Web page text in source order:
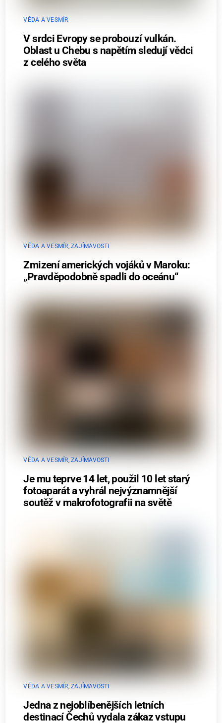
VĚDA A VESMÍR
V srdci Evropy se probouzí vulkán.
Oblast u Chebu s napětím sledují vědci
z celého světa
VĚDA A VESMÍR ,ZAJÍMAVOSTI
Zmizení amerických vojáků v Maroku:
„Pravděpodobně spadli do oceánu“
VĚDA A VESMÍR,ZAJÍMAVOSTI
Je mu teprve 14 let, použil 10 let starý
fotoaparát a vyhrál nejvýznamnější
soutěž v makrofotografii na světě
VĚDA A VESMÍR,ZAJÍMAVOSTI
Jedna z nejoblíbenějších letních
destinací Čechů vydala zákaz vstupu